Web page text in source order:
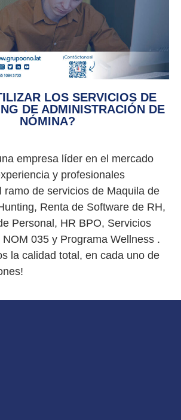
LOS SERVICIOS DE
DE ADMINISTRACIÓN DE
NÓMINA?
empresa líder en el mercado
y profesionales
ramo de servicios de Maquila de
Renta de Software de RH,
Personal, HR BPO, Servicios
035 y Programa Wellness .
la calidad total, en cada uno de